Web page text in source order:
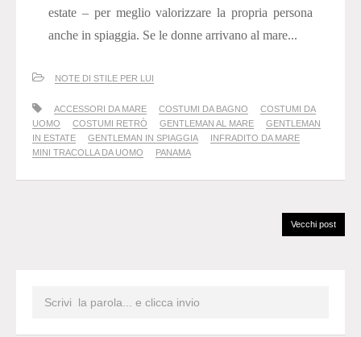
estate – per meglio valorizzare la propria persona
anche in spiaggia. Se le donne arrivano al mare...
NOTE DI STILE PER LUI
ACCESSORI DA MARE COSTUMI DA BAGNO
COSTUMI DA
UOMO
COSTUMI RETRÒ GENTLEMAN AL MARE
GENTLEMAN
IN ESTATE
GENTLEMAN IN SPIAGGIA
INFRADITO DA MARE
MINI TRACOLLA DA UOMO
PANAMA
Vecchi post